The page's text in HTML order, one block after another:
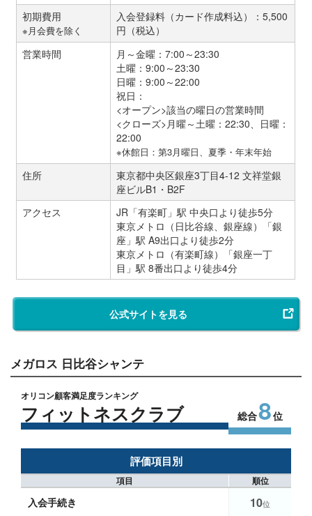
初期費用
※月会費を除く
入会登録料（カード作成料込）：5,500
円（税込）
営業時間
月～金曜：7:00～23:30
土曜：9:00～23:30
日曜：9:00～22:00
祝日：
<オープン>該当の曜日の営業時間
<クローズ>月曜～土曜：22:30、日曜：
22:00
※休館日：第3月曜日、夏季・年末年始
住所
東京都中央区銀座3丁目4-12 文祥堂銀
座ビルB1・B2F
アクセス
JR「有楽町」駅 中央口より徒歩5分
東京メトロ（日比谷線、銀座線）「銀
座」駅 A9出口より徒歩2分
東京メトロ（有楽町線）「銀座一丁
目」駅 8番出口より徒歩4分
公式サイトを見る
メガロス 日比谷シャンテ
オリコン顧客満足度ランキング
フィットネスクラブ 総合8位
評価項目別
項目 順位
入会手続き 10位